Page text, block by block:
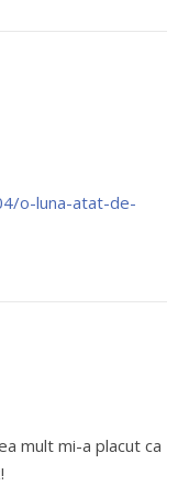
o-luna-atat-de-
mult mi-a placut ca